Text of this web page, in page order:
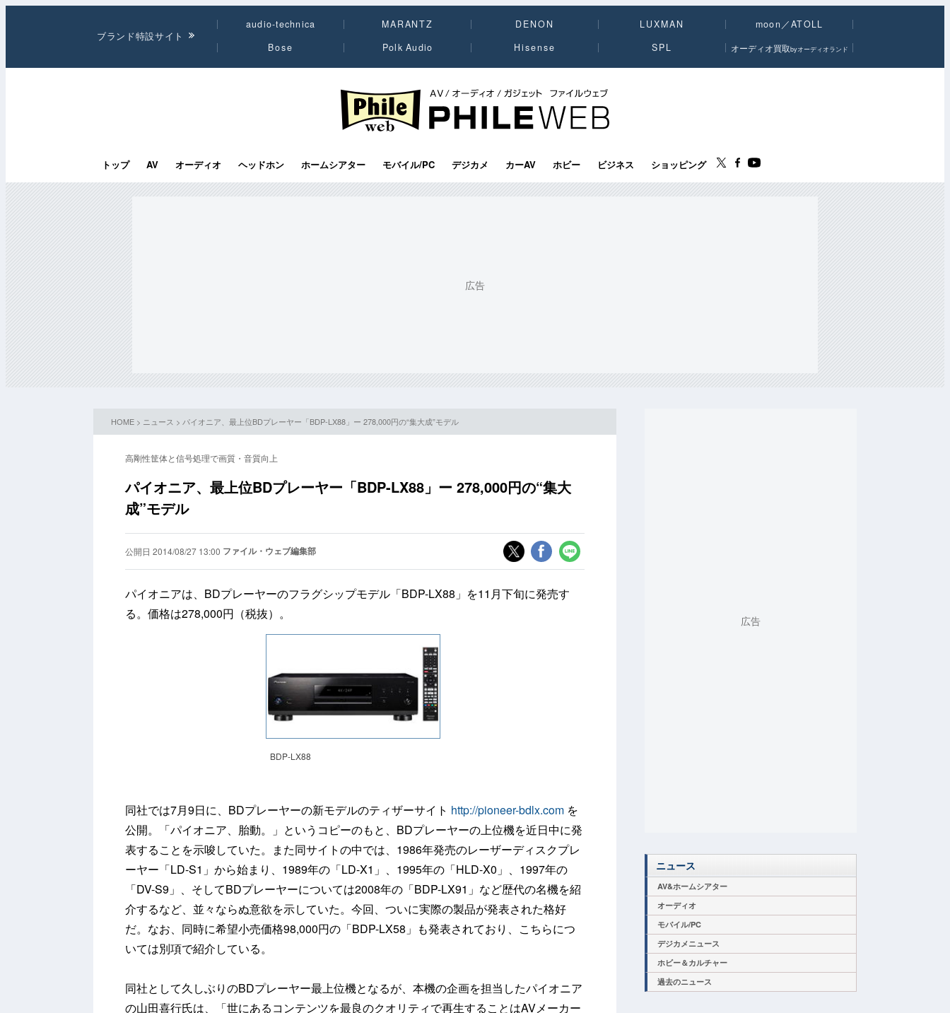
ブランド特設サイト
audio-technica MARANTZ DENON LUXMAN
moon／ATOLL
Bose
Polk Audio Hisense SPL オーディオ買取byオーディオランド
PHILE WEB｜AV/オーディオ/ガジェット
トップ AV オーディオ ヘッドホン ホームシアター モバイル/PC デジカメ カーAV ホビー ビジネス ショッピング
HOME > ニュース > パイオニア、最上位BDプレーヤー「BDP-LX88」ー 278,000円の“集大成”モデル
高剛性筐体と信号処理で画質・音質向上
パイオニア、最上位BDプレーヤー「BDP-LX88」ー 278,000円の“集大
成”モデル
公開日 2014/08/27 13:00 ファイル・ウェブ編集部
パイオニアは、BDプレーヤーのフラグシップモデル「BDP-LX88」を11月下旬に発売す
る。価格は278,000円（税抜）。
BDP-LX88
同社では7月9日に、BDプレーヤーの新モデルのティザーサイト http://pioneer-bdlx.com を
公開。「パイオニア、胎動。」というコピーのもと、BDプレーヤーの上位機を近日中に発
表することを示唆していた。また同サイトの中では、1986年発売のレーザーディスクプレ
ーヤー「LD-S1」から始まり、1989年の「LD-X1」、1995年の「HLD-X0」、1997年の
「DV-S9」、そしてBDプレーヤーについては2008年の「BDP-LX91」など歴代の名機を紹
介するなど、並々ならぬ意欲を示していた。今回、ついに実際の製品が発表された格好
だ。なお、同時に希望小売価格98,000円の「BDP-LX58」も発表されており、こちらにつ
いては別項で紹介している。
同社として久しぶりのBDプレーヤー最上位機となるが、本機の企画を担当したパイオニア
の山田喜行氏は、「世にあるコンテンツを最良のクオリティで再生することはAVメーカー
ニュース
AV&ホームシアター
オーディオ
モバイル/PC
デジカメニュース
ホビー＆カルチャー
過去のニュース